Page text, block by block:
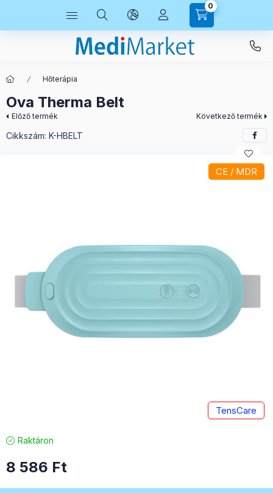
0
Hőterápia
Ova Therma Belt
Előző termék Következő termék
Cikkszám: K-HBELT
CE / MDR
TensCare
Raktáron
8 586 Ft